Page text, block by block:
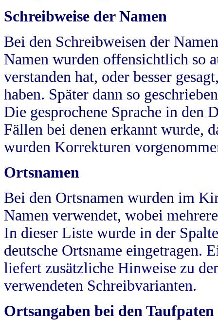
Schreibweise der Namen
Bei den Schreibweisen der
Namen wurden offensichtlich so
verstanden hat, oder besser
haben. Später dann so
Die gesprochene Sprache in
Fällen bei denen erkannt wurde,
wurden Korrekturen
Ortsnamen
Bei den Ortsnamen wurden im
Namen verwendet, wobei
In dieser Liste wurde in der
deutsche Ortsname eingetragen.
liefert zusätzliche Hinweise zu
verwendeten Schreibvarianten.
Ortsangaben bei den Taufpaten